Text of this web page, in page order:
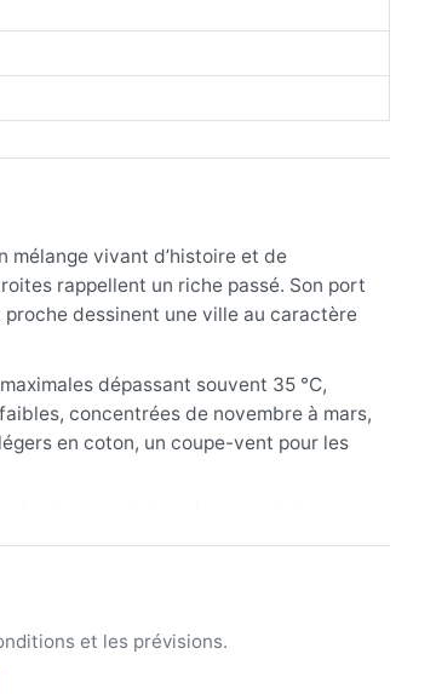
mélange vivant d’histoire et de
rappellent un riche passé. Son port
dessinent une ville au caractère
dépassant souvent 35 °C,
concentrées de novembre à mars,
en coton, un coupe-vent pour les
visibilité en quelques heures. En hiver,
et les prévisions.